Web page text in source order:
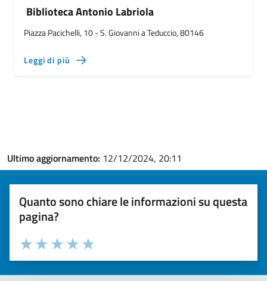
Biblioteca Antonio Labriola
Piazza Pacichelli, 10 - S. Giovanni a Teduccio, 80146
Leggi di più
Ultimo aggiornamento: 12/12/2024, 20:11
Quanto sono chiare le informazioni su questa
pagina?
Valuta la chiarezza delle informazioni (da 1 a 5 stelle)
Seleziona il numero di stelle per valutare la chiarezza delle
Valuta 5 stelle su 5
Valuta 4 stelle su 5
Valuta 3 stelle su 5
Valuta 2 stelle su 5
Valuta 1 stelle su 5